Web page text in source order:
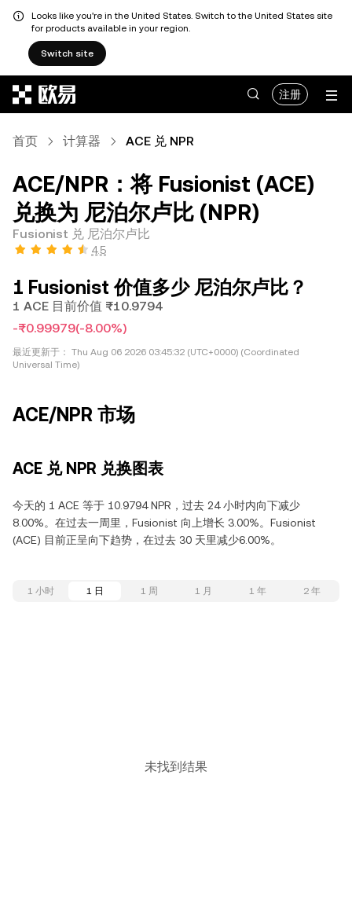
Looks like you're in the United States. Switch to the United States site
for products available in your region.
Switch site
注册
首页 计算器 ACE 兑 NPR
ACE/NPR：将 Fusionist (ACE)
兑换为 尼泊尔卢比 (NPR)
Fusionist 兑 尼泊尔卢比
4.5
1 Fusionist 价值多少 尼泊尔卢比？
1 ACE 目前价值 ₨10.9794
-₨0.99979(-8.00%)
最近更新于： Thu Aug 06 2026 03:45:32 (UTC+0000) (Coordinated
Universal Time)
ACE/NPR 市场
ACE 兑 NPR 兑换图表
今天的 1 ACE 等于 10.9794 NPR，过去 24 小时内向下减少
8.00%。在过去一周里，Fusionist 向上增长 3.00%。Fusionist
(ACE) 目前正呈向下趋势，在过去 30 天里减少6.00%。
1 小时 1 日 1 周 1 月 1 年 2 年
未找到结果